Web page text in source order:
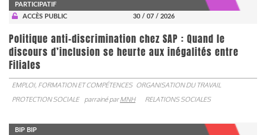
PARTICIPATIF
ACCÈS PUBLIC
30 / 07 / 2026
Politique anti-discrimination chez SAP : Quand le
discours d’inclusion se heurte aux inégalités entre
Filiales
EMPLOI, FORMATION ET COMPÉTENCES ORGANISATION DU TRAVAIL
PROTECTION SOCIALE
parrainé parMNH RELATIONS SOCIALES
BIP BIP